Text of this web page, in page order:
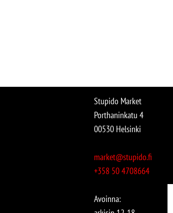
Stupido Market
Porthaninkatu 4
00530 Helsinki
market@stupido.fi
+358 50 4708664
Avoinna: